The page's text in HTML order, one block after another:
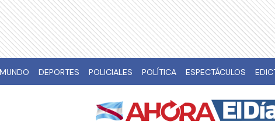
MUNDO DEPORTES POLICIALES POLÍTICA ESPECTÁCULOS